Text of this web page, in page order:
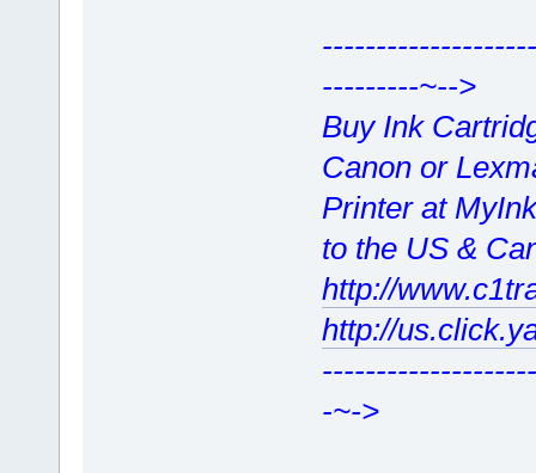
---------~-->
Buy Ink
Canon or
Printer at
to the US &
http://
http://
-~->